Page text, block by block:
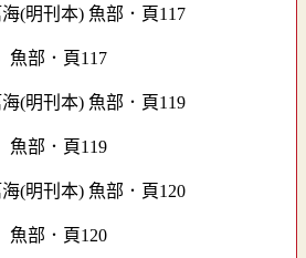
魚部．頁117
魚部．頁119
魚部．頁120